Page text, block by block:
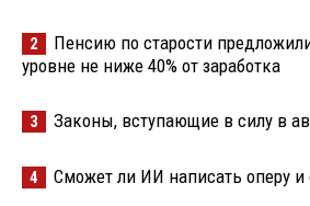
2
Пенсию по старости
уровне не ниже 40% от заработка
3 Законы, вступающие в силу в
4 Сможет ли ИИ написать оперу и